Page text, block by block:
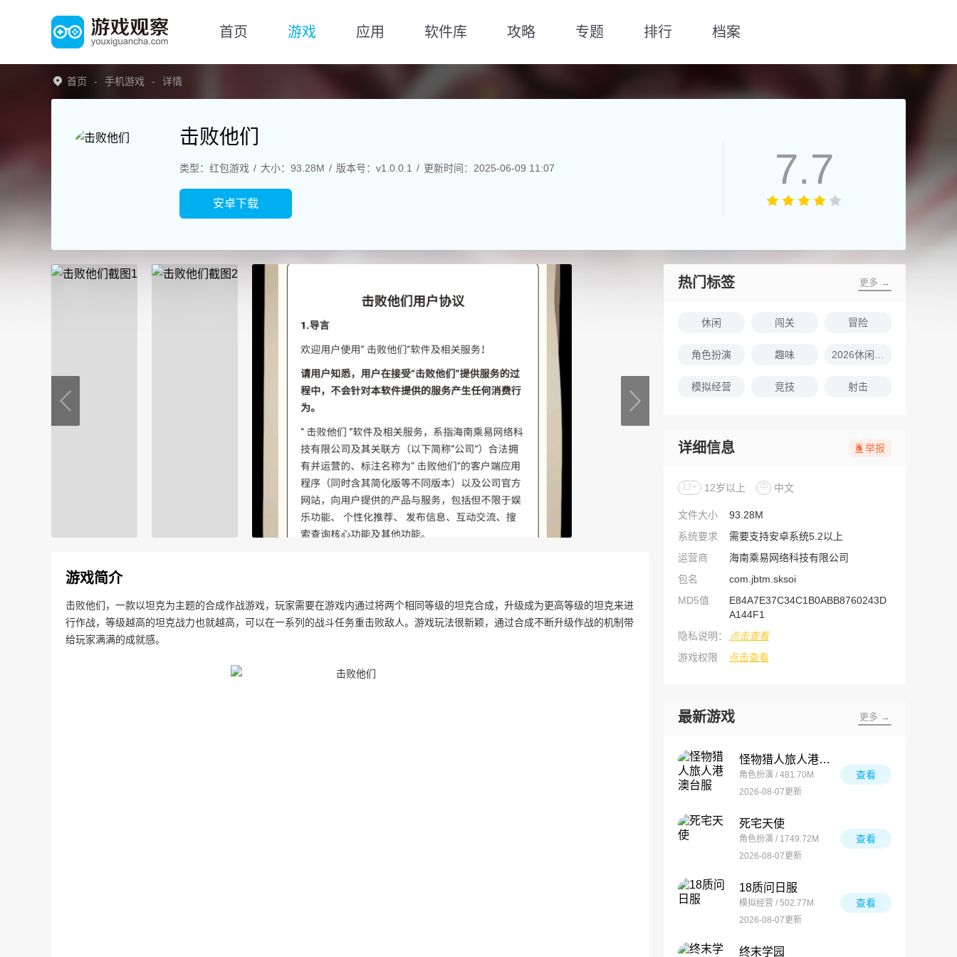
首页 游戏 应用 软件库 攻略 专题 排行 档案
首页 手机游戏 详情
击败他们
类型：红包游戏 大小：93.28M 版本号：v1.0.0.1 更新时间：2025-06-09 11:07
安卓下载
7.7
游戏简介
击败他们，一款以坦克为主题的合成作战游戏，玩家需要在游戏内通过将两个相同等级的坦克合成，升级成为更高等级的坦克来进
行作战，等级越高的坦克战力也就越高，可以在一系列的战斗任务重击败敌人。游戏玩法很新颖，通过合成不断升级作战的机制带
给玩家满满的成就感。
热门标签 更多 →
休闲 闯关 冒险
角色扮演 趣味
模拟经营 竞技 射击
详细信息 举报
12+ 12岁以上 中 中文
文件大小
93.28M
系统要求
需要支持安卓系统5.2以上
运营商
海南乘易网络科技有限公司
包名
com.jbtm.sksoi
MD5值
E84A7E37C34C1B0ABB8760243D
A144F1
隐私说明：
点击查看
游戏权限
点击查看
最新游戏 更多 →
怪物猎人旅人港澳台服
角色扮演 / 481.70M
2026-08-07更新
查看
死宅天使
角色扮演 / 1749.72M
2026-08-07更新
查看
18质问日服
模拟经营 / 502.77M
2026-08-07更新
查看
终末学园